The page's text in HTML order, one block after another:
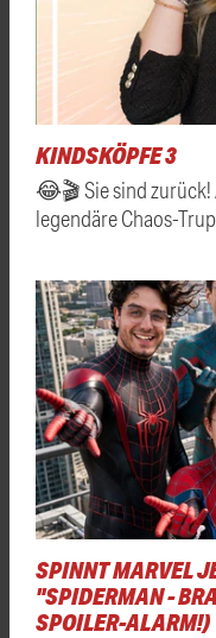
KINDSKÖPFE 3
😂🎬 Sie sind
legendäre Chaos-
SPINNT MARVEL
"SPIDERMAN -
SPOILER-ALARM!)